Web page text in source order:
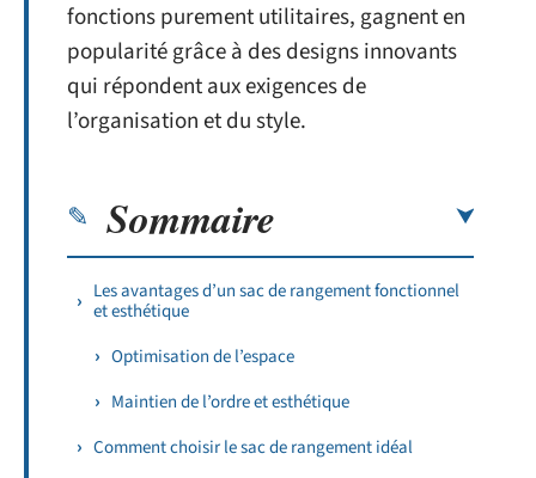
fonctions purement utilitaires, gagnent en
popularité grâce à des designs innovants
qui répondent aux exigences de
l’organisation et du style.
Sommaire
Les avantages d’un sac de rangement fonctionnel
et esthétique
Optimisation de l’espace
Maintien de l’ordre et esthétique
Comment choisir le sac de rangement idéal